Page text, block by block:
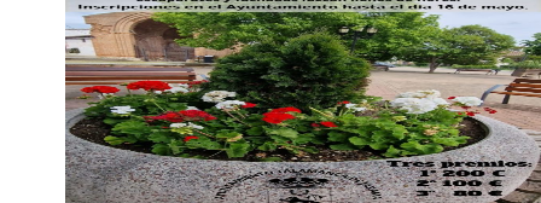
Eventos